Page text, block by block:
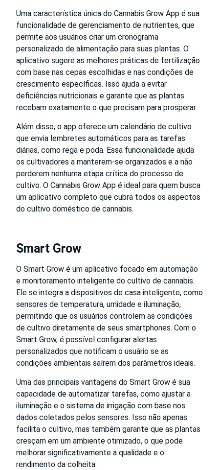
Uma característica única do Cannabis Grow App é sua
funcionalidade de gerenciamento de nutrientes, que
permite aos usuários criar um cronograma
personalizado de alimentação para suas plantas. O
aplicativo sugere as melhores práticas de fertilização
com base nas cepas escolhidas e nas condições de
crescimento específicas. Isso ajuda a evitar
deficiências nutricionais e garante que as plantas
recebam exatamente o que precisam para prosperar.
Além disso, o app oferece um calendário de cultivo
que envia lembretes automáticos para as tarefas
diárias, como rega e poda. Essa funcionalidade ajuda
os cultivadores a manterem-se organizados e a não
perderem nenhuma etapa crítica do processo de
cultivo. O Cannabis Grow App é ideal para quem busca
um aplicativo completo que cubra todos os aspectos
do cultivo doméstico de cannabis.
Smart Grow
O Smart Grow é um aplicativo focado em automação
e monitoramento inteligente do cultivo de cannabis.
Ele se integra a dispositivos de casa inteligente, como
sensores de temperatura, umidade e iluminação,
permitindo que os usuários controlem as condições
de cultivo diretamente de seus smartphones. Com o
Smart Grow, é possível configurar alertas
personalizados que notificam o usuário se as
condições ambientais saírem dos parâmetros ideais.
Uma das principais vantagens do Smart Grow é sua
capacidade de automatizar tarefas, como ajustar a
iluminação e o sistema de irrigação com base nos
dados coletados pelos sensores. Isso não apenas
facilita o cultivo, mas também garante que as plantas
cresçam em um ambiente otimizado, o que pode
melhorar significativamente a qualidade e o
rendimento da colheita.